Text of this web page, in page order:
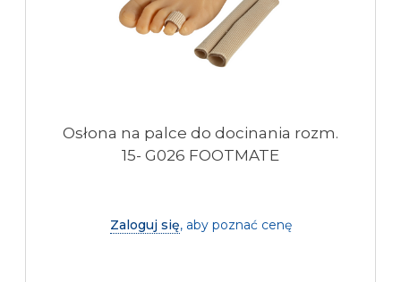
Osłona na palce do docinania rozm.
15- G026 FOOTMATE
Zaloguj się, aby poznać cenę